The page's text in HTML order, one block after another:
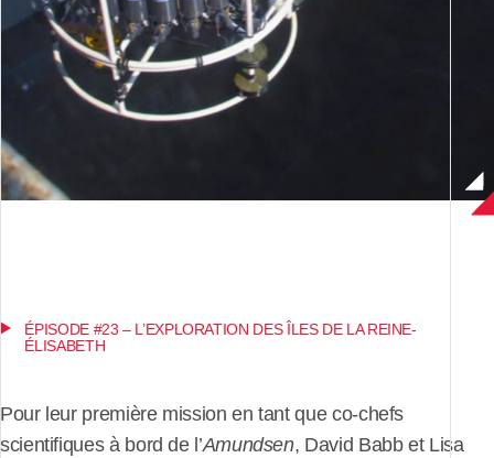
ÉPISODE #23 – L’EXPLORATION DES ÎLES DE LA REINE-
ÉLISABETH
Pour leur première mission en tant que co-chefs
scientifiques à bord de l’Amundsen, David Babb et Lisa